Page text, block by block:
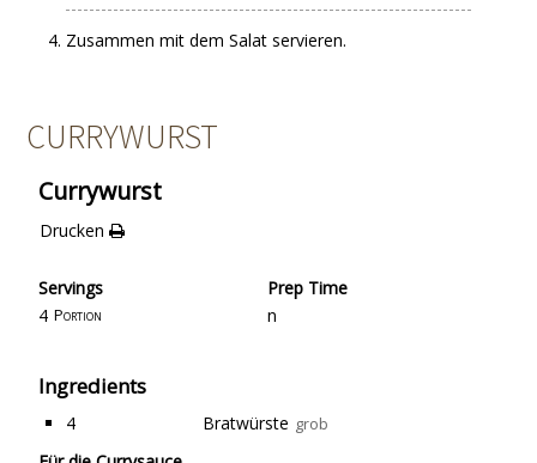
Zusammen mit dem Salat servieren.
CURRYWURST
Currywurst
Drucken
Servings
Prep Time
4 Portion n
Ingredients
4 Bratwürste grob